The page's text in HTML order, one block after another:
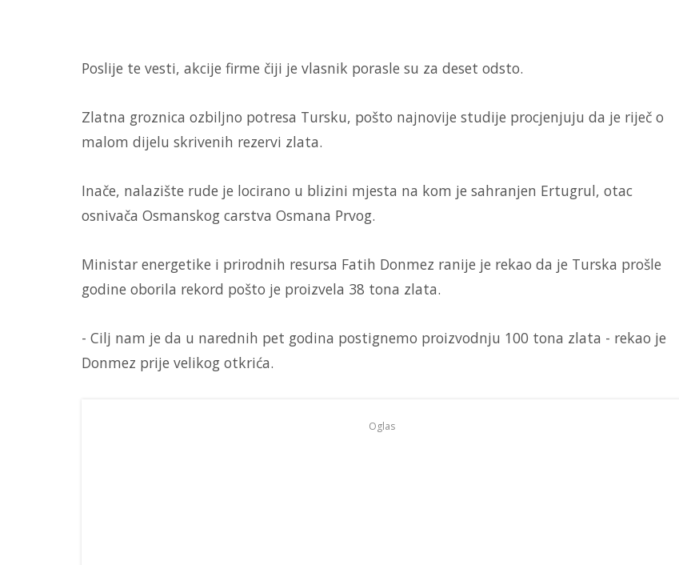
Poslije te vesti, akcije firme čiji je vlasnik porasle su za deset odsto.
Zlatna groznica ozbiljno potresa Tursku, pošto najnovije studije procjenjuju da je riječ o
malom dijelu skrivenih rezervi zlata.
Inače, nalazište rude je locirano u blizini mjesta na kom je sahranjen Ertugrul, otac
osnivača Osmanskog carstva Osmana Prvog.
Ministar energetike i prirodnih resursa Fatih Donmez ranije je rekao da je Turska prošle
godine oborila rekord pošto je proizvela 38 tona zlata.
- Cilj nam je da u narednih pet godina postignemo proizvodnju 100 tona zlata - rekao je
Donmez prije velikog otkrića.
Oglas